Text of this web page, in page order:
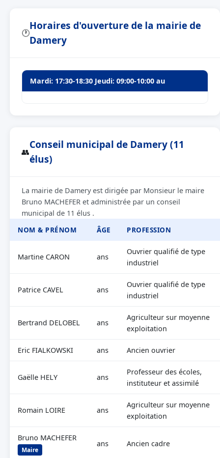
🕐
Horaires d'ouverture de la mairie de
Damery
Mardi: 17:30-18:30 Jeudi: 09:00-10:00 au
👥
Conseil municipal de Damery (11
élus)
La mairie de Damery est dirigée par Monsieur le maire
Bruno MACHEFER et administrée par un conseil
municipal de 11 élus .
NOM & PRÉNOM
ÂGE PROFESSION
Martine CARON ans
Ouvrier qualifié de type
industriel
Patrice CAVEL ans
Ouvrier qualifié de type
industriel
Bertrand DELOBEL ans
Agriculteur sur moyenne
exploitation
Eric FIALKOWSKI ans Ancien ouvrier
Gaëlle HELY ans
Professeur des écoles,
instituteur et assimilé
Romain LOIRE ans
Agriculteur sur moyenne
exploitation
Bruno MACHEFER
Maire
ans Ancien cadre